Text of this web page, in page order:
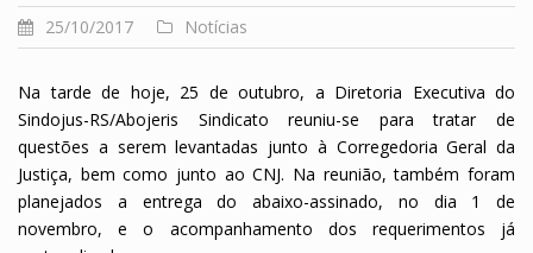
25/10/2017 Notícias
Na tarde de hoje, 25 de outubro, a Diretoria Executiva do
Sindojus-RS/Abojeris Sindicato reuniu-se para tratar de
questões a serem levantadas junto à Corregedoria Geral da
Justiça, bem como junto ao CNJ. Na reunião, também foram
planejados a entrega do abaixo-assinado, no dia 1 de
novembro, e o acompanhamento dos requerimentos já